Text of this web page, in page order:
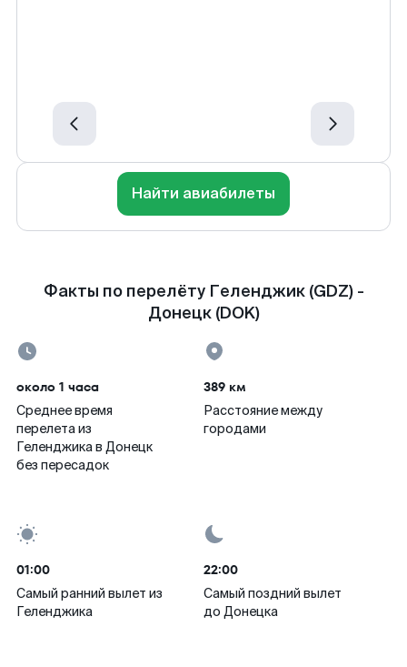
Найти авиабилеты
Факты по перелёту Геленджик (GDZ) -
Донецк (DOK)
около 1 часа
Среднее время
перелета из
Геленджика в Донецк
без пересадок
389 км
Расстояние между
городами
01:00
Самый ранний вылет из
Геленджика
22:00
Самый поздний вылет
до Донецка